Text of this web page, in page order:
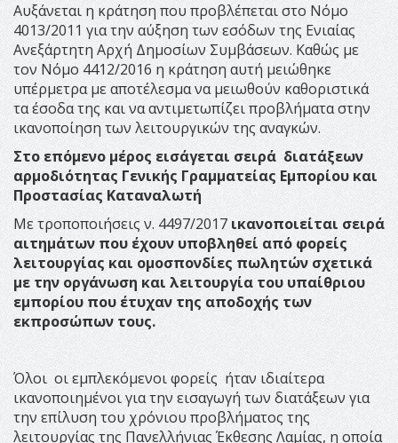
Αυξάνεται η κράτηση που προβλέπεται στο Νόμο
4013/2011 για την αύξηση των εσόδων της Ενιαίας
Ανεξάρτητη Αρχή Δημοσίων Συμβάσεων. Καθώς με
τον Νόμο 4412/2016 η κράτηση αυτή μειώθηκε
υπέρμετρα με αποτέλεσμα να μειωθούν καθοριστικά
τα έσοδα της και να αντιμετωπίζει προβλήματα στην
ικανοποίηση των λειτουργικών της αναγκών.
Στο επόμενο μέρος εισάγεται σειρά διατάξεων
αρμοδιότητας Γενικής Γραμματείας Εμπορίου και
Προστασίας Καταναλωτή
Με τροποποιήσεις ν. 4497/2017 ικανοποιείται σειρά
αιτημάτων που έχουν υποβληθεί από φορείς
λειτουργίας και ομοσπονδίες πωλητών σχετικά
με την οργάνωση και λειτουργία του υπαίθριου
εμπορίου που έτυχαν της αποδοχής των
εκπροσώπων τους.
Όλοι οι εμπλεκόμενοι φορείς ήταν ιδιαίτερα
ικανοποιημένοι για την εισαγωγή των διατάξεων για
την επίλυση του χρόνιου προβλήματος της
λειτουργίας της Πανελλήνιας Έκθεσης Λαμίας, η οποία